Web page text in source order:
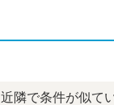
近隣で条件が似て